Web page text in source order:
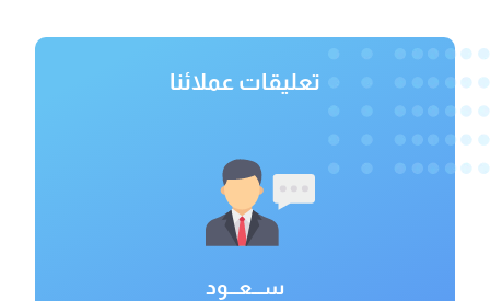
تعليقات عملائنا
ســـعـــود